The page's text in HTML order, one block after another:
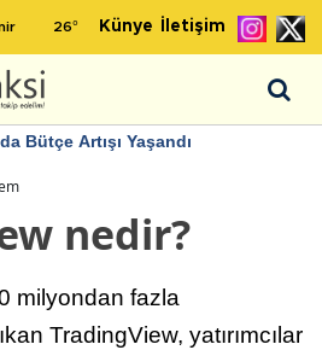
26° Künye İletişim
Bütçe Artışı Yaşandı
nedir?
milyondan fazla
TradingView, yatırımcılar